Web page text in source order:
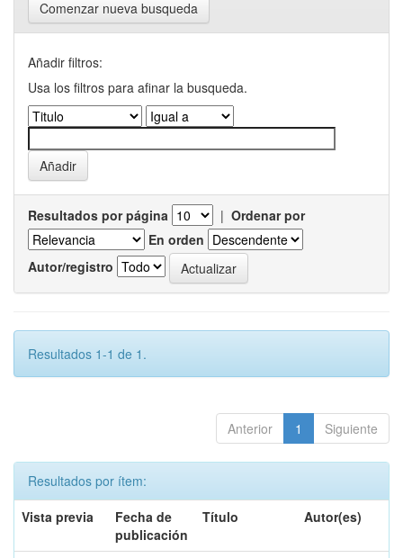
Comenzar nueva busqueda
Añadir filtros:
Usa los filtros para afinar la busqueda.
Resultados por página | Ordenar por
En orden
Autor/registro
Resultados 1-1 de 1.
Anterior 1 Siguiente
Resultados por ítem:
Vista previa
Fecha de
publicación
Título Autor(es)